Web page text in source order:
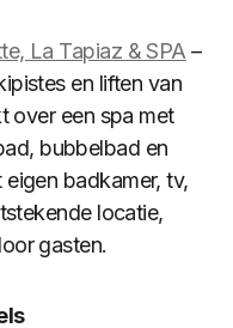
La Tapiaz & SPA –
en liften van
over een spa met
bubbelbad en
badkamer, tv,
locatie,
gasten.